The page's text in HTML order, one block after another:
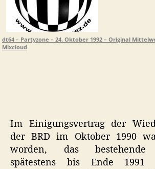
dt64 – Partyzone – 24. Oktober 1992 – Original
Mixcloud
Im Einigungsvertrag der
der BRD im Oktober 1990
worden, das bestehende
spätestens bis Ende 1991